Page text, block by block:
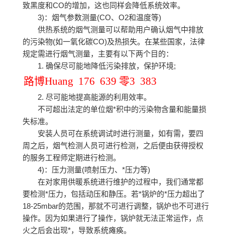
致黑度和CO的增加，这也同样会降低系统效率。
3)：烟气参数测量(CO、O2和温度等)
供热系统的烟气测量可以帮助用户确认烟气中排放
的污染物(如一氧化碳CO)及热损失。在某些国家，法律
规定需进行烟气测量，主要有以下两个目的：
1. 确保尽可能地降低污染排放，保护环境;
路博Huang 176 639 零3 383
2. 尽可能地提高能源的利用效率。
不可超出法定的单位烟*积中的污染物含量和能量损
失标准。
安装人员可在系统调试时进行测量，如有需，要四
周之后，烟气检测人员可进行检测，之后便由获得授权
的服务工程师定期进行检测。
4)：压力测量(喷射压力、*压力等)
在对家用供暖系统进行维护的过程中，我们通常都
要检测*压力，包括动压和静压。若*锅炉的*压力超出了
18-25mbar的范围，那就不可进行调整，锅炉也不可进行
操作。因为如果进行了操作，锅炉就无法正常运作，点
火之后会出现*，导致系统瘫痪。